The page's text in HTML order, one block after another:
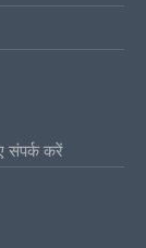
संपर्क करें